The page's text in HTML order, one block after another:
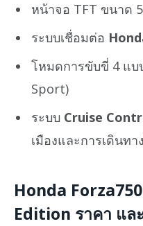
หน้าจอ TFT ขนาด
ระบบเชื่อมต่อ
โหมดการขับขี่ 4 แบ
Sport)
ระบบ Cruise
เมืองและการเดินทา
Honda
Edition ราคา แล